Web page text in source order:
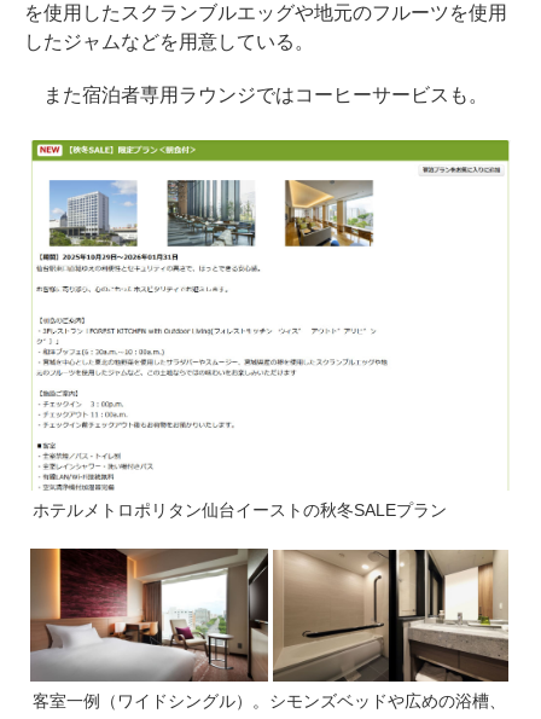
を使用したスクランブルエッグや地元のフルーツを使用
したジャムなどを用意している。
また宿泊者専用ラウンジではコーヒーサービスも。
ホテルメトロポリタン仙台イーストの秋冬SALEプラン
客室一例（ワイドシングル）。シモンズベッドや広めの浴槽、